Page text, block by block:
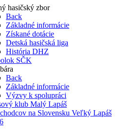
hasičský zbor
Back
Základné informácie
Získané dotácie
Detská hasičská liga
História DHZ
SČK
Back
Základné informácie
Výzvy k spolupráci
klub Malý Lapáš
na Slovensku Veľký Lapáš